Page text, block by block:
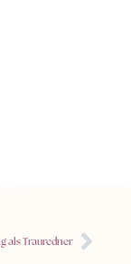
als Trauredner